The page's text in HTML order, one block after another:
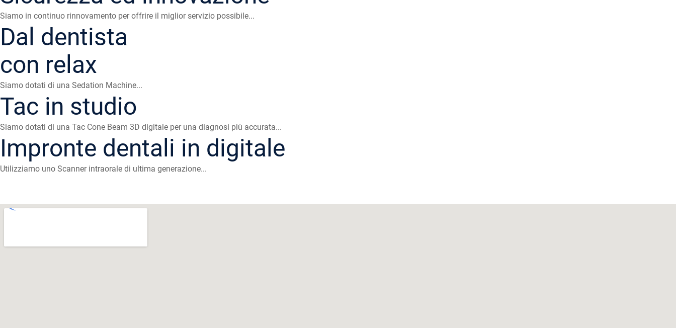
Siamo in continuo rinnovamento per offrire il miglior servizio possibile...
Dal dentista
con relax
Siamo dotati di una Sedation Machine...
Tac in studio
Siamo dotati di una Tac Cone Beam 3D digitale per una diagnosi più accurata...
Impronte dentali in digitale
Utilizziamo uno Scanner intraorale di ultima generazione...